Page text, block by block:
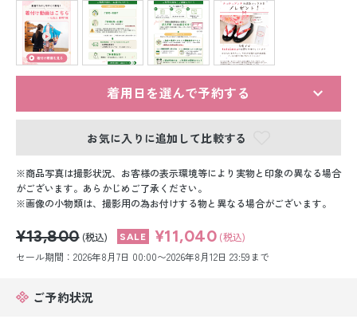
留袖レンタル
スーツレンタル
色打掛&紋付袴レンタル
白無垢&紋付袴レンタル
小物販売品
着用日を選んで予約する
お気に入りに追加して比較する
商品写真は撮影状況、お客様の表示環境等により実物と印象の異なる場合
がございます。あらかじめご了承ください。
画像の小物類は、撮影用の為お付けする物と異なる場合がございます。
¥13,800 (税込) ¥11,040 (税込)
セール期間：2026年8月7日 00:00〜2026年8月12日 23:59まで
ご予約状況